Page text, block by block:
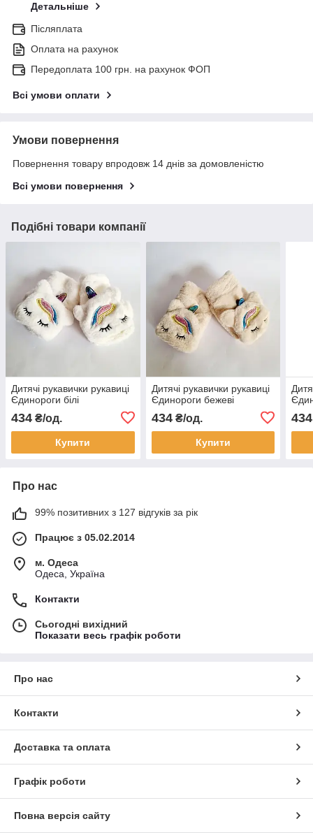
Детальніше
Післяплата
Оплата на рахунок
Передоплата 100 грн. на рахунок ФОП
Всі умови оплати
Умови повернення
Повернення товару впродовж 14 днів за домовленістю
Всі умови повернення
Подібні товари компанії
Дитячі рукавички рукавиці
Єдинороги білі
434 ₴/од.
Купити
Дитячі рукавички рукавиці
Єдинороги бежеві
434₴/од.
Купити
434
Про нас
99% позитивних з 127 відгуків за рік
Працює з 05.02.2014
м. Одеса
Одеса, Україна
Контакти
Сьогодні вихідний
Показати весь графік роботи
Про нас
Контакти
Доставка та оплата
Графік роботи
Повна версія сайту